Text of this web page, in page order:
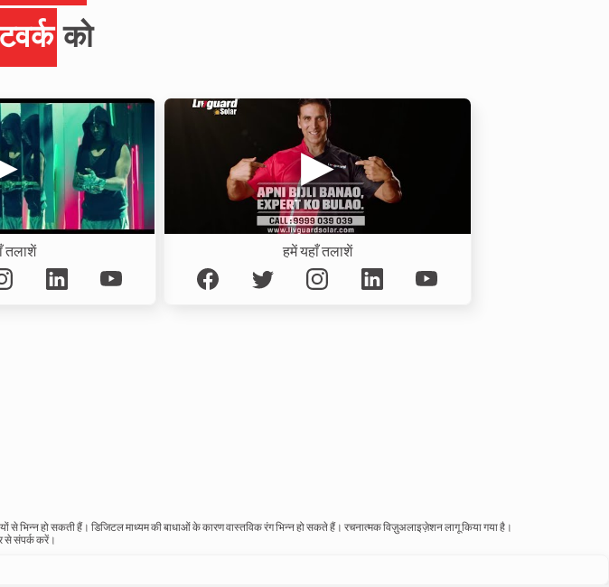
को
तलाशें हमें यहाँ तलाशें
से भिन्न हो सकती हैं। डिजिटल माध्यम की बाधाओं के कारण वास्तविक रंग भिन्न हो सकते हैं। रचनात्मक विज़ुअलाइज़ेशन लागू किया गया है।
से संपर्क करें।